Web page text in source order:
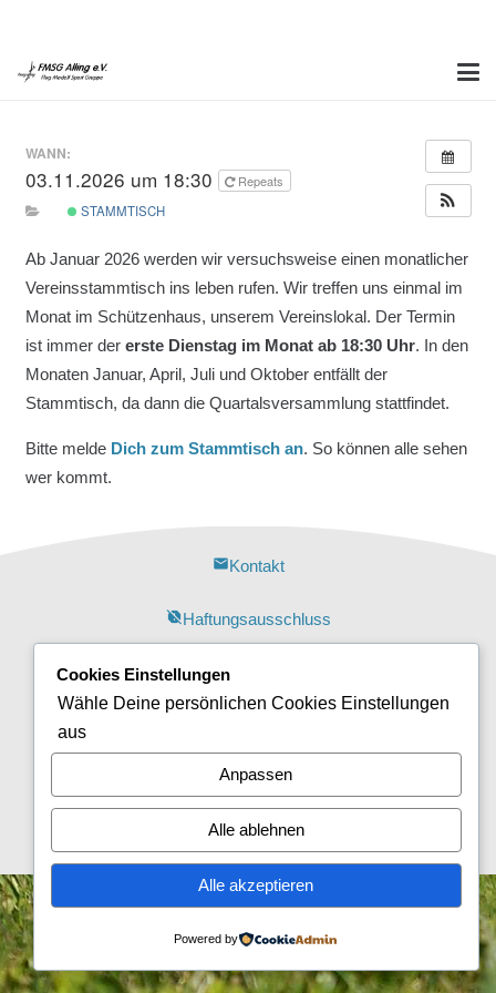
WANN:
03.11.2026 um 18:30
Repeats
STAMMTISCH
Ab Januar 2026 werden wir versuchsweise einen monatlicher
Vereinsstammtisch ins leben rufen. Wir treffen uns einmal im
Monat im Schützenhaus, unserem Vereinslokal. Der Termin
ist immer der erste Dienstag im Monat ab 18:30 Uhr. In den
Monaten Januar, April, Juli und Oktober entfällt der
Stammtisch, da dann die Quartalsversammlung stattfindet.
Bitte melde Dich zum Stammtisch an. So können alle sehen
wer kommt.
mailKontakt
report_offHaftungsausschluss
policyDatenschutzerklärung
Impressum
forward Login
Cookies Einstellungen
Wähle Deine persönlichen Cookies Einstellungen
aus
Anpassen
Alle ablehnen
Alle akzeptieren
Powered by